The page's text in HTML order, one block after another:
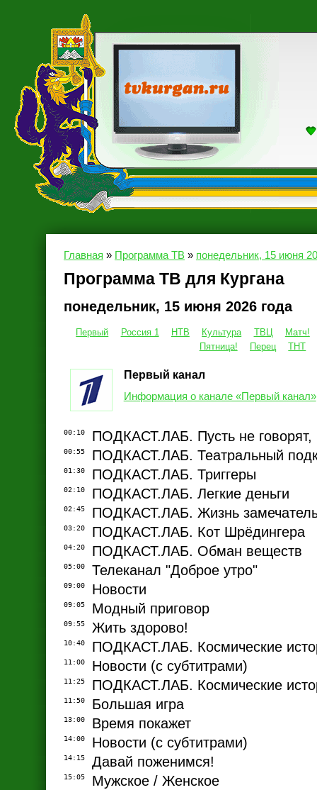
Главная » Программа ТВ » понедельник, 15 июня
Программа ТВ для Кургана
понедельник, 15 июня 2026 года
Первый Россия 1 НТВ Культура ТВЦ
Матч!
Пятница!
Перец ТНТ
Первый канал
Информация о канале «Первый канал»
00:10 ПОДКАСТ.ЛАБ. Пусть не говорят,
00:55 ПОДКАСТ.ЛАБ. Театральный
01:30 ПОДКАСТ.ЛАБ. Триггеры
02:10 ПОДКАСТ.ЛАБ. Легкие деньги
02:45 ПОДКАСТ.ЛАБ. Жизнь
03:20 ПОДКАСТ.ЛАБ. Кот Шрёдингера
04:20 ПОДКАСТ.ЛАБ. Обман веществ
05:00 Телеканал "Доброе утро"
09:00 Новости
09:05 Модный приговор
09:55 Жить здорово!
10:40 ПОДКАСТ.ЛАБ. Космические
11:00 Новости (с субтитрами)
11:25 ПОДКАСТ.ЛАБ. Космические
11:50 Большая игра
13:00 Время покажет
14:00 Новости (с субтитрами)
14:15 Давай поженимся!
15:05 Мужское / Женское